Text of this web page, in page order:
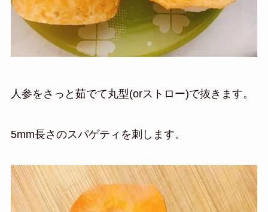
人参をさっと茹でて丸型(orストロー)で抜きます。
5mm長さのスパゲティを刺します。